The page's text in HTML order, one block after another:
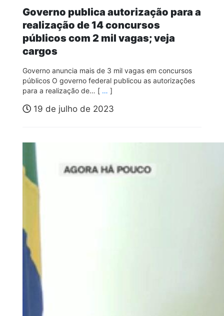
Governo publica autorização para a
realização de 14 concursos
públicos com 2 mil vagas; veja
cargos
Governo anuncia mais de 3 mil vagas em concursos
públicos O governo federal publicou as autorizações
para a realização de… [ … ]
19 de julho de 2023